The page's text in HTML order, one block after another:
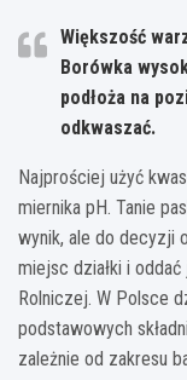
Większość
Borówka
podłoża na
odkwaszać.
Najprościej użyć
miernika pH. Tanie
wynik, ale do decyzji
miejsc działki i
Rolniczej. W Polsce
podstawowych
zależnie od zakresu